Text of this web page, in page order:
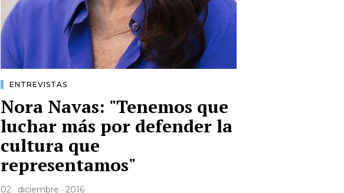
ENTREVISTAS
Nora Navas: "Tenemos que
luchar más por defender la
cultura que
representamos"
02 · diciembre · 2016